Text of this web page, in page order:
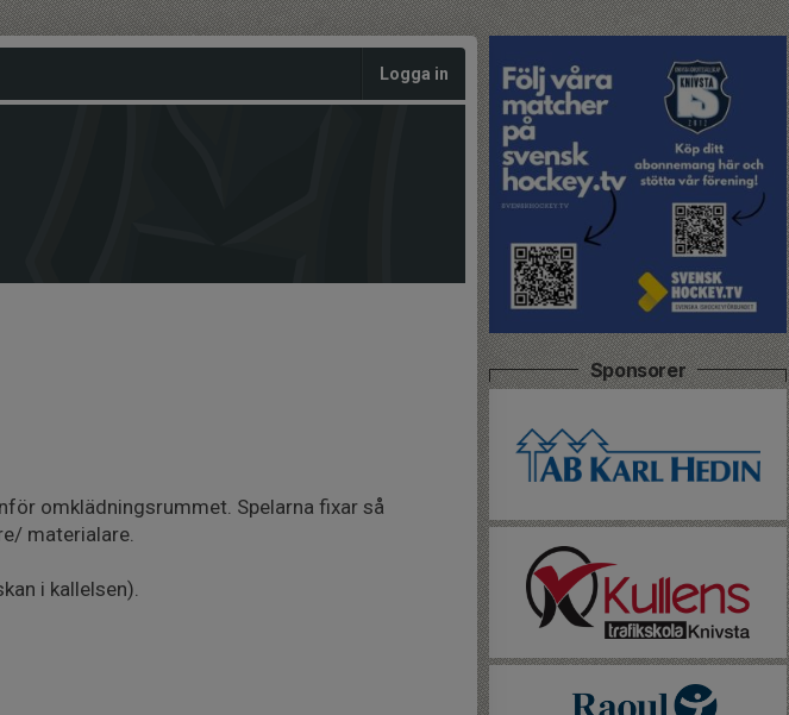
Logga in
omklädningsrummet. Spelarna fixar så
materialare.
i kallelsen).
Sponsorer